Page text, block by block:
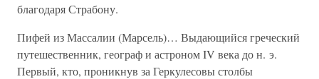
благодаря Страбону.
Пифей из Массалии (Марсель)… Выдающийся греческий
путешественник, географ и астроном IV века до н. э.
Первый, кто, проникнув за Геркулесовы столбы